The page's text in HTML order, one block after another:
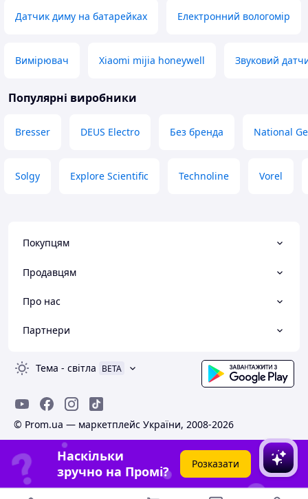
Датчик диму на батарейках Електронний вологомір
Вимірювач Xiaomi mijia honeywell Звуковий
Популярні виробники
Bresser DEUS Electro Без бренда National
Solgy Explore Scientific Technoline Vorel
Покупцям
Продавцям
Про нас
Партнери
Тема - світла BETA
© Prom.ua — маркетплейс України, 2008-2026
Наскільки
зручно на Промі?
Розказати